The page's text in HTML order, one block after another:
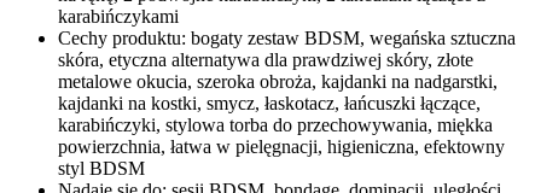
karabińczykami
Cechy produktu: bogaty zestaw BDSM, wegańska sztuczna
skóra, etyczna alternatywa dla prawdziwej skóry, złote
metalowe okucia, szeroka obroża, kajdanki na nadgarstki,
kajdanki na kostki, smycz, łaskotacz, łańcuszki łączące,
karabińczyki, stylowa torba do przechowywania, miękka
powierzchnia, łatwa w pielęgnacji, higieniczna, efektowny
styl BDSM